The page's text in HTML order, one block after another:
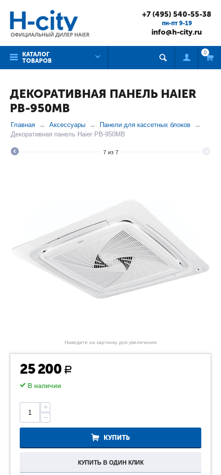
+7 (495) 540-55-38
пн-пт 9-19
info@h-city.ru
КАТАЛОГ
ТОВАРОВ
0
ДЕКОРАТИВНАЯ ПАНЕЛЬ HAIER
PB-950MB
Главная Аксессуары
Панели для кассетных блоков
Декоративная панель Haier PB-950MB
7 из 7
Наведите на картинку для увеличения
25 200 Р
В наличии
+
−
КУПИТЬ
КУПИТЬ В ОДИН КЛИК